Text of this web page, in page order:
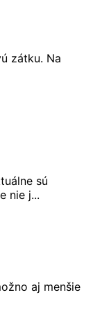
zátku. Na
sú
nie j...
aj menšie